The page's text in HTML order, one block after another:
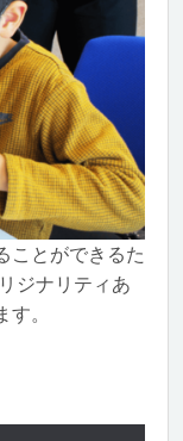
ことができるた
ジナリティあ
。